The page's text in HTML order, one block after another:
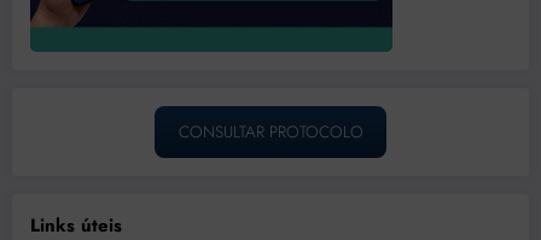
CONSULTAR PROTOCOLO
Links úteis